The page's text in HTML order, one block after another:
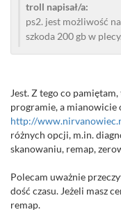
troll napisał/a:
ps2. jest możliwość
szkoda 200 gb w plecy.
Jest. Z tego co
programie, a mianowicie
http://
różnych opcji, m.in.
skanowaniu, remap,
Polecam uważnie
dość czasu. Jeżeli masz
remap.